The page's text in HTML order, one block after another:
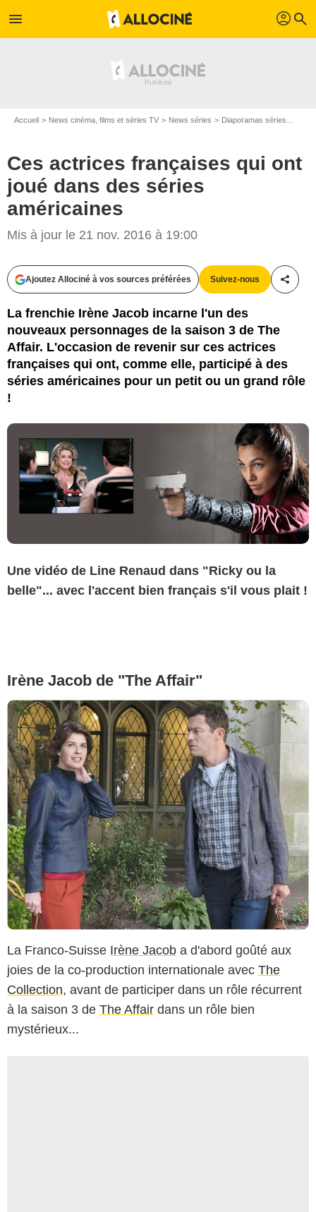
menu profil search
Accueil News cinéma, films et séries TV News séries Diaporamas séries
Ces actrices françaises qui ont
joué dans des séries
américaines
Mis à jour le 21 nov. 2016 à 19:00
Ajoutez Allociné à vos sources préférées Suivez-nous
La frenchie Irène Jacob incarne l'un des
nouveaux personnages de la saison 3 de The
Affair. L'occasion de revenir sur ces actrices
françaises qui ont, comme elle, participé à des
séries américaines pour un petit ou un grand rôle
!
Une vidéo de Line Renaud dans "Ricky ou la
belle"... avec l'accent bien français s'il vous plait !
Irène Jacob de "The Affair"
La Franco-Suisse Irène Jacob a d'abord goûté aux
joies de la co-production internationale avec The
Collection, avant de participer dans un rôle récurrent
à la saison 3 de The Affair dans un rôle bien
mystérieux...